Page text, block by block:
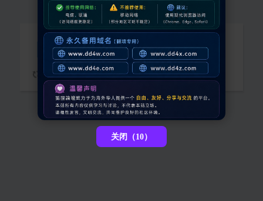
抱歉，您需要登录后才能查看
请稍候...
关闭（10）